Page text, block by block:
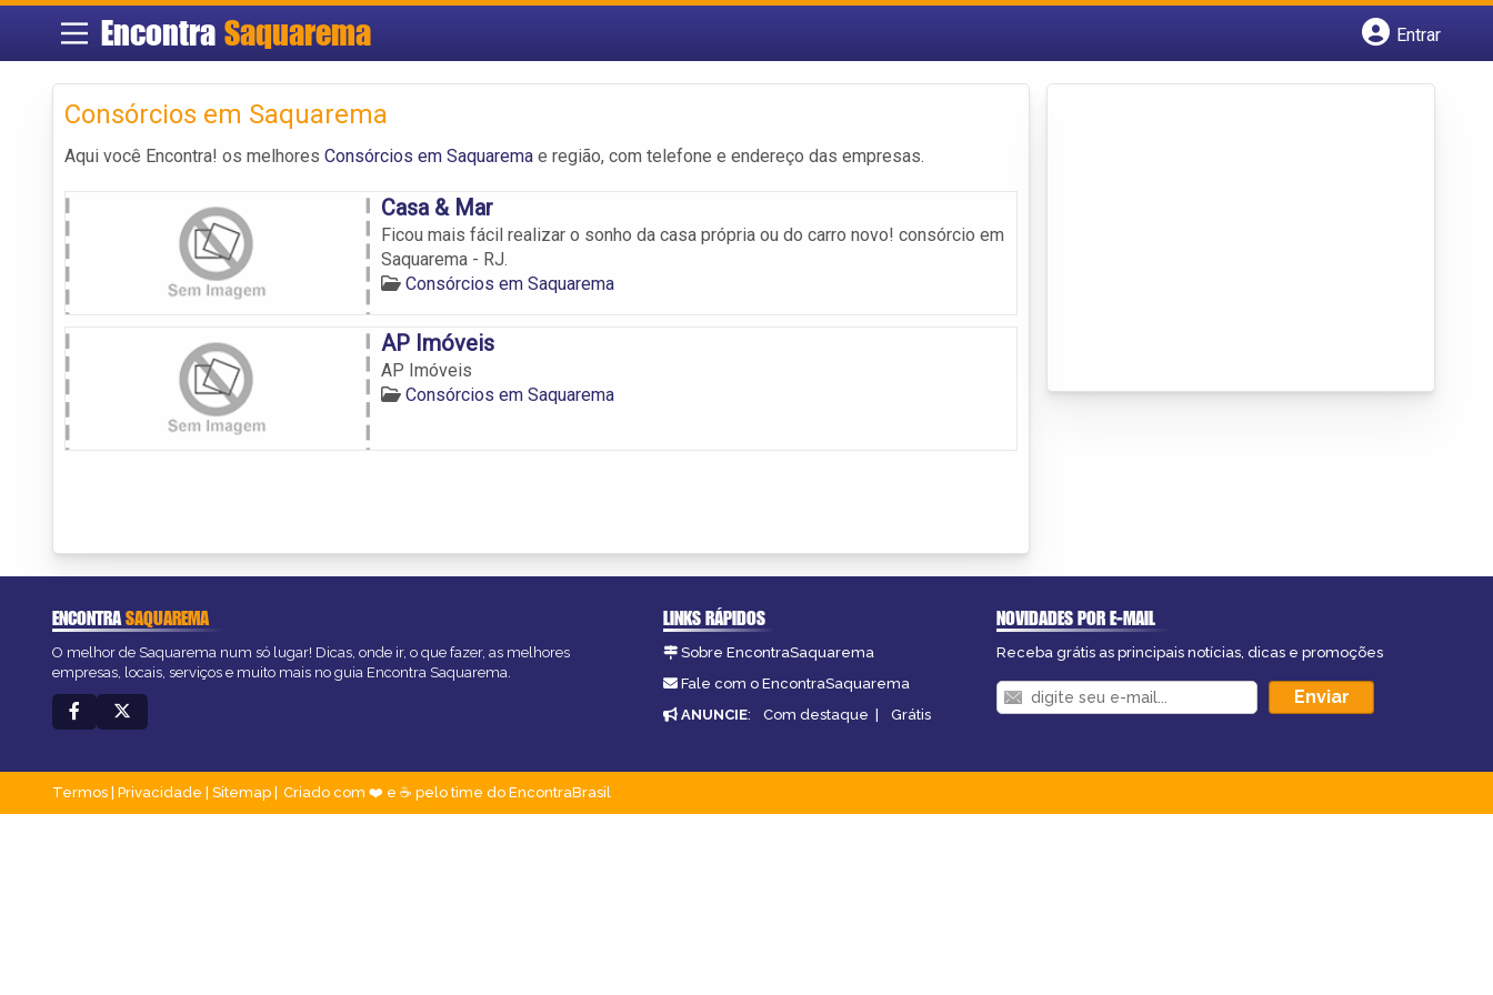
Encontra Saquarema
Entrar
Consórcios em Saquarema
Aqui você Encontra! os melhores Consórcios em Saquarema e região, com telefone e endereço das empresas.
Casa & Mar
Ficou mais fácil realizar o sonho da casa própria ou do carro novo! consórcio em
Saquarema - RJ.
Consórcios em Saquarema
AP Imóveis
AP Imóveis
Consórcios em Saquarema
ENCONTRASAQUAREMA
O melhor de Saquarema num só lugar! Dicas, onde ir, o que fazer, as melhores
empresas, locais, serviços e muito mais no guia Encontra Saquarema.
LINKS RÁPIDOS
Sobre EncontraSaquarema
Fale com o EncontraSaquarema
ANUNCIE: Com destaque | Grátis
NOVIDADES POR E-MAIL
Receba grátis as principais notícias, dicas e promoções
Termos Privacidade Sitemap Criado com ❤️ e ☕ pelo time do EncontraBrasil